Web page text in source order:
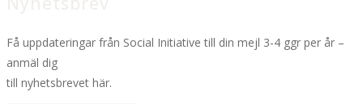
Få uppdateringar från Social Initiative till din mejl 3-4 ggr per år –
anmäl dig
till nyhetsbrevet här.